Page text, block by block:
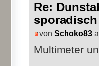
Re:
sporadisch
von Schoko83
Multimeter